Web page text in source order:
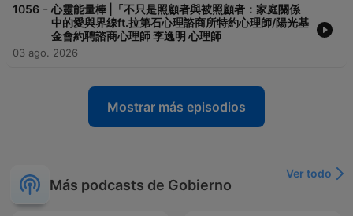
1056 - 心靈能量棒 |「不只是照顧者與被照顧者：家庭關係
中的愛與界線ft.拉第石心理諮商所特約心理師/陽光基
金會約聘諮商心理師 李逸明 心理師
03 ago. 2026
Mostrar más episodios
Más podcasts de Gobierno
Ver todo